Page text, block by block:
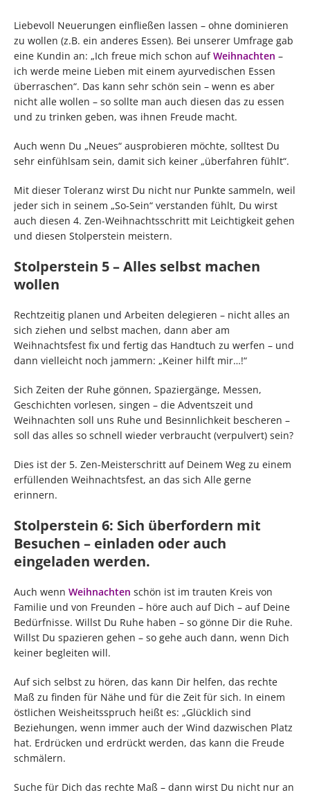
Liebevoll Neuerungen einfließen lassen – ohne dominieren
zu wollen (z.B. ein anderes Essen). Bei unserer Umfrage gab
eine Kundin an: „Ich freue mich schon aufWeihnachten –
ich werde meine Lieben mit einem ayurvedischen Essen
überraschen“. Das kann sehr schön sein – wenn es aber
nicht alle wollen – so sollte man auch diesen das zu essen
und zu trinken geben, was ihnen Freude macht.
Auch wenn Du „Neues“ ausprobieren möchte, solltest Du
sehr einfühlsam sein, damit sich keiner „überfahren fühlt“.
Mit dieser Toleranz wirst Du nicht nur Punkte sammeln, weil
jeder sich in seinem „So-Sein“ verstanden fühlt, Du wirst
auch diesen 4. Zen-Weihnachtsschritt mit Leichtigkeit gehen
und diesen Stolperstein meistern.
Stolperstein 5 – Alles selbst machen
wollen
Rechtzeitig planen und Arbeiten delegieren – nicht alles an
sich ziehen und selbst machen, dann aber am
Weihnachtsfest fix und fertig das Handtuch zu werfen – und
dann vielleicht noch jammern: „Keiner hilft mir…!“
Sich Zeiten der Ruhe gönnen, Spaziergänge, Messen,
Geschichten vorlesen, singen – die Adventszeit und
Weihnachten soll uns Ruhe und Besinnlichkeit bescheren –
soll das alles so schnell wieder verbraucht (verpulvert) sein?
Dies ist der 5. Zen-Meisterschritt auf Deinem Weg zu einem
erfüllenden Weihnachtsfest, an das sich Alle gerne
erinnern.
Stolperstein 6: Sich überfordern mit
Besuchen – einladen oder auch
eingeladen werden.
Auch wenn Weihnachten schön ist im trauten Kreis von
Familie und von Freunden – höre auch auf Dich – auf Deine
Bedürfnisse. Willst Du Ruhe haben – so gönne Dir die Ruhe.
Willst Du spazieren gehen – so gehe auch dann, wenn Dich
keiner begleiten will.
Auf sich selbst zu hören, das kann Dir helfen, das rechte
Maß zu finden für Nähe und für die Zeit für sich. In einem
östlichen Weisheitsspruch heißt es: „Glücklich sind
Beziehungen, wenn immer auch der Wind dazwischen Platz
hat. Erdrücken und erdrückt werden, das kann die Freude
schmälern.
Suche für Dich das rechte Maß – dann wirst Du nicht nur an